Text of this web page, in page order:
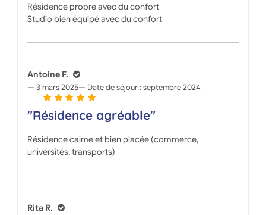
Résidence propre avec du confort
Studio bien équipé avec du confort
Antoine F.
3 mars 2025 Date de séjour :septembre 2024
"Résidence agréable"
Résidence calme et bien placée (commerce,
universités, transports)
Rita R.